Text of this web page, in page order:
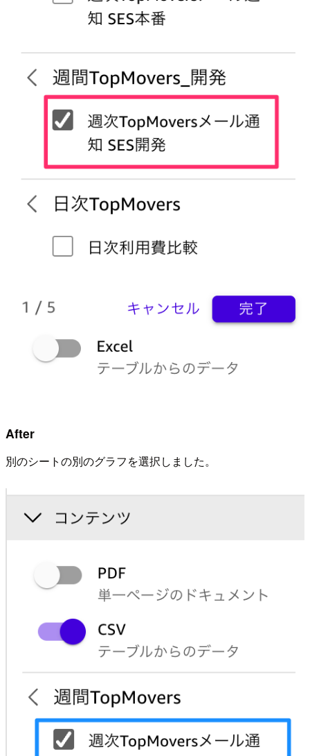
After
別のシートの別のグラフを選択しました。